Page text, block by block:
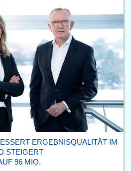
ERGEBNISQUALITÄT IM
STEIGERT
96 MIO.